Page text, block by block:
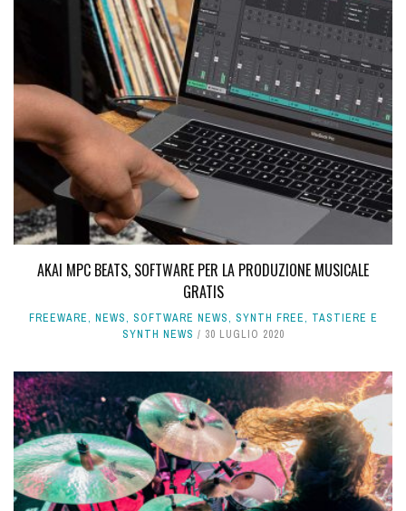
AKAI MPC BEATS, SOFTWARE PER LA PRODUZIONE MUSICALE
GRATIS
FREEWARE, NEWS, SOFTWARE NEWS, SYNTH FREE, TASTIERE E
SYNTH NEWS
30 LUGLIO 2020